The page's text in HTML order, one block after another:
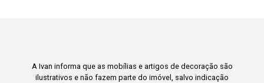
A Ivan informa que as mobílias e artigos de decoração são
ilustrativos e não fazem parte do imóvel, salvo indicação